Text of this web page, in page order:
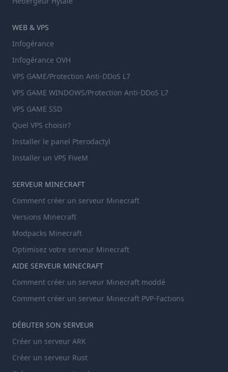
WEB & VPS
Infogérance
Infogérance OVH
VPS GAME/Protection Anti-DDoS L7
VPS GAME WINDOWS/Protection Anti-DDoS L7
VPS GAME SSD
Quel VPS choisir?
Installer le panel Pterodactyl
Installer un VPS FiveM
SERVEUR MINECRAFT
Comment créer un serveur Minecraft
Versions Minecraft
Modpacks Minecraft
Optimisez votre serveur Minecraft
AIDE SERVEUR MINECRAFT
Comment créer un serveur Minecraft moddé
Comment créer un serveur Minecraft PVP-Factions
DÉBUTER SON SERVEUR
Créer un serveur ARK
Créer un serveur Rust